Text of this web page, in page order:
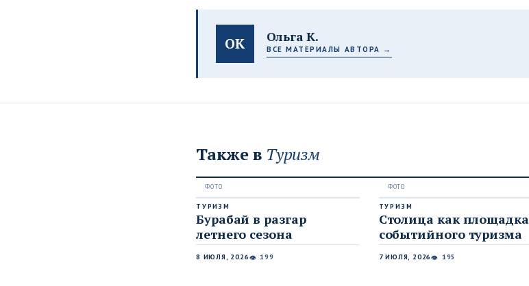
ОК Ольга К.
ВСЕ МАТЕРИАЛЫ АВТОРА →
Также в Туризм
ТУРИЗМ
Бурабай в разгар
летнего сезона
8 ИЮЛЯ, 2026👁 199
ТУРИЗМ
Столица как площадка
событийного туризма
7 ИЮЛЯ, 2026👁 195